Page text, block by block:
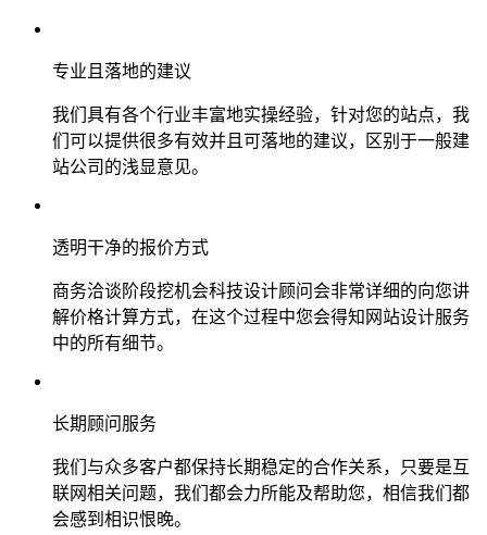
专业且落地的建议
我们具有各个行业丰富地实操经验，针对您的站点，我
们可以提供很多有效并且可落地的建议，区别于一般建
站公司的浅显意见。
透明干净的报价方式
商务洽谈阶段挖机会科技设计顾问会非常详细的向您讲
解价格计算方式，在这个过程中您会得知网站设计服务
中的所有细节。
长期顾问服务
我们与众多客户都保持长期稳定的合作关系，只要是互
联网相关问题，我们都会力所能及帮助您，相信我们都
会感到相识恨晚。